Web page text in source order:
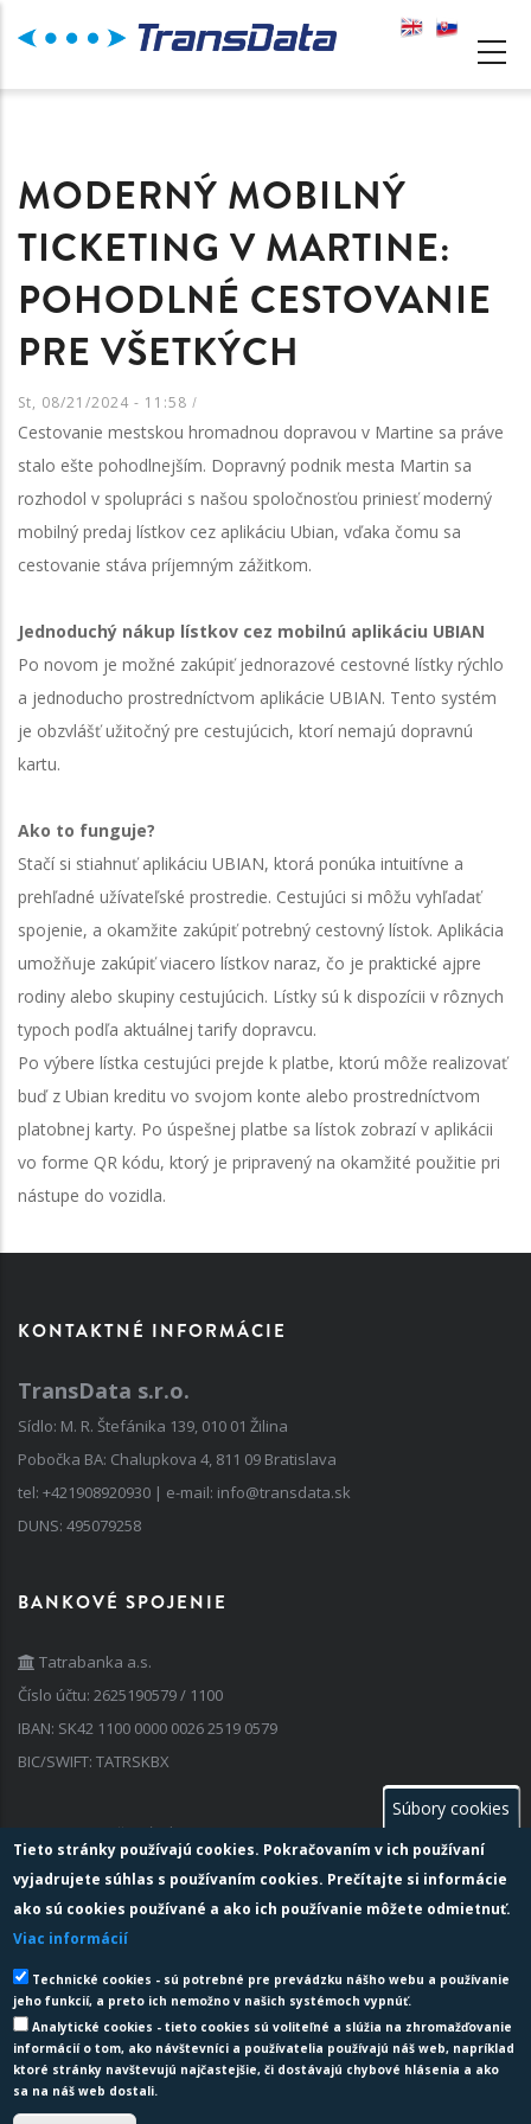
na
NAVIGATION
MODERNÝ MOBILNÝ
TICKETING V MARTINE:
POHODLNÉ CESTOVANIE
PRE VŠETKÝCH
St, 08/21/2024 - 11:58 /
Cestovanie mestskou hromadnou dopravou v Martine sa práve
stalo ešte pohodlnejším. Dopravný podnik mesta Martin sa
rozhodol v spolupráci s našou spoločnosťou priniesť moderný
mobilný predaj lístkov cez aplikáciu Ubian, vďaka čomu sa
cestovanie stáva príjemným zážitkom.
Jednoduchý nákup lístkov cez mobilnú aplikáciu UBIAN
Po novom je možné zakúpiť jednorazové cestovné lístky rýchlo
a jednoducho prostredníctvom aplikácie UBIAN. Tento systém
je obzvlášť užitočný pre cestujúcich, ktorí nemajú dopravnú
kartu.
Ako to funguje?
Stačí si stiahnuť aplikáciu UBIAN, ktorá ponúka intuitívne a
prehľadné užívateľské prostredie. Cestujúci si môžu vyhľadať
spojenie, a okamžite zakúpiť potrebný cestovný lístok. Aplikácia
umožňuje zakúpiť viacero lístkov naraz, čo je praktické ajpre
rodiny alebo skupiny cestujúcich. Lístky sú k dispozícii v rôznych
typoch podľa aktuálnej tarify dopravcu.
Po výbere lístka cestujúci prejde k platbe, ktorú môže realizovať
buď z Ubian kreditu vo svojom konte alebo prostredníctvom
platobnej karty. Po úspešnej platbe sa lístok zobrazí v aplikácii
vo forme QR kódu, ktorý je pripravený na okamžité použitie pri
nástupe do vozidla.
KONTAKTNÉ INFORMÁCIE
TransData s.r.o.
Sídlo: M. R. Štefánika 139, 010 01 Žilina
Pobočka BA: Chalupkova 4, 811 09 Bratislava
tel: +421908920930 | e-mail: info@transdata.sk
DUNS: 495079258
BANKOVÉ SPOJENIE
Tatrabanka a.s.
Číslo účtu: 2625190579 / 1100
IBAN: SK42 1100 0000 0026 2519 0579
BIC/SWIFT: TATRSKBX
FAKTURAČNÉ ÚDAJE
IČO: 35 741 236
IČ DPH: SK 202 024 2763
Zapísaný v obchodnom registri: vedenom Okresným súdom Žilina,
oddiel: Sro, vložka č: 69536/L
Sme hrdými držiteľmi certifikácie podľa noriem
Súbory cookies
Tieto stránky používajú cookies. Pokračovaním v ich používaní
vyjadrujete súhlas s používaním cookies. Prečítajte si informácie
ako sú cookies používané a ako ich používanie môžete odmietnuť.
Viac informácií
Technické cookies - sú potrebné pre prevádzku nášho webu a používanie
jeho funkcií, a preto ich nemožno v našich systémoch vypnúť.
Analytické cookies - tieto cookies sú voliteľné a slúžia na zhromažďovanie
informácií o tom, ako návštevníci a používatelia používajú náš web, napríklad
ktoré stránky navštevujú najčastejšie, či dostávajú chybové hlásenia a ako
sa na náš web dostali.